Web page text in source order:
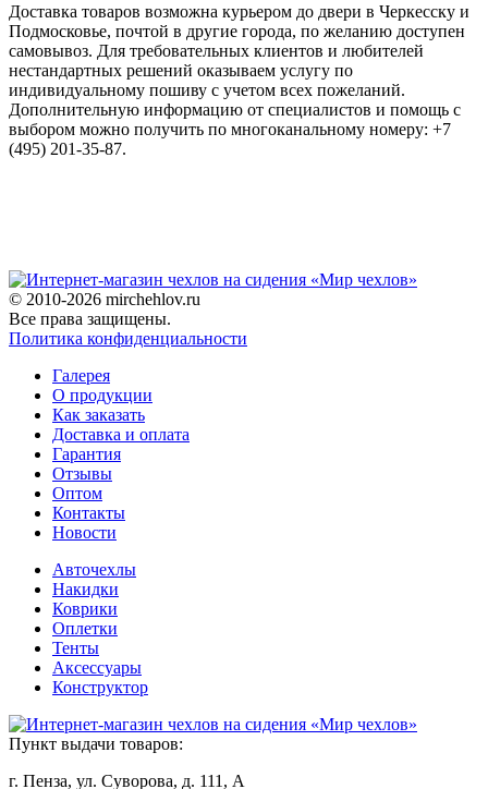
Доставка товаров возможна курьером до двери в Черкесску и
Подмосковье, почтой в другие города, по желанию доступен
самовывоз. Для требовательных клиентов и любителей
нестандартных решений оказываем услугу по
индивидуальному пошиву с учетом всех пожеланий.
Дополнительную информацию от специалистов и помощь с
выбором можно получить по многоканальному номеру: +7
(495) 201-35-87.
© 2010-2026 mirchehlov.ru
Все права защищены.
Политика конфиденциальности
Галерея
О продукции
Как заказать
Доставка и оплата
Гарантия
Отзывы
Оптом
Контакты
Новости
Авточехлы
Накидки
Коврики
Оплетки
Тенты
Аксессуары
Конструктор
Пункт выдачи товаров:
г. Пенза, ул. Суворова, д. 111, А